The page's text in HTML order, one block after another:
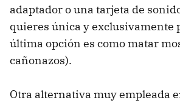
adaptador o una tarjeta de
quieres única y exclusivamente
última opción es como matar
cañonazos).
Otra alternativa muy empleada